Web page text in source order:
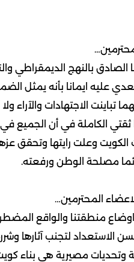
الصادق بالنهج الديمقراطي
عليه ايمانا بأنه يمثل
مهما تباينت الاجتهادات
الكاملة في أن الجميع
الكويت وعلت رايتها وتحقق
مصلحة الوطن ورفعته.
المحترمين…
منطقتنا والواقع
الاستعداد لتجنب آثارها
وتحديات مصيرية هي بناء